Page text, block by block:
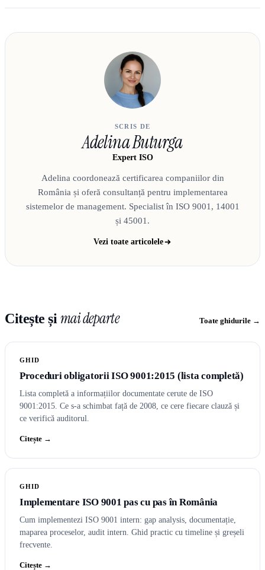
SCRIS DE
Adelina Buturga
Expert ISO
Adelina coordonează certificarea companiilor din
România și oferă consultanță pentru implementarea
sistemelor de management. Specialist în ISO 9001, 14001
și 45001.
Vezi toate articolele
Citește și mai departe Toate ghidurile →
GHID
Proceduri obligatorii ISO 9001:2015 (lista completă)
Lista completă a informațiilor documentate cerute de ISO
9001:2015. Ce s-a schimbat față de 2008, ce cere fiecare clauză și
ce verifică auditorul.
Citește →
GHID
Implementare ISO 9001 pas cu pas în România
Cum implementezi ISO 9001 intern: gap analysis, documentație,
maparea proceselor, audit intern. Ghid practic cu timeline și greșeli
frecvente.
Citește →